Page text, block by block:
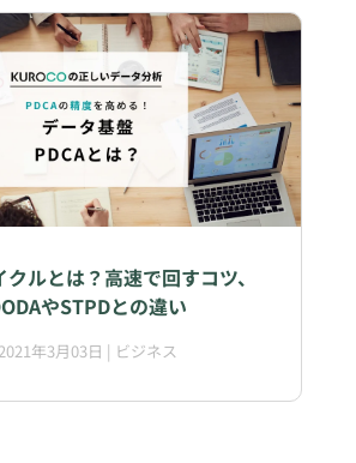
クルとは？高速で回すコツ、
やSTPDとの違い
年3月03日 | ビジネス